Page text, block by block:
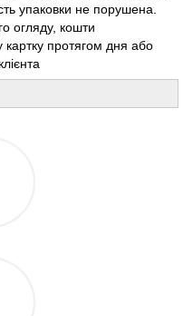
упаковки не порушена.
огляду, кошти
картку протягом дня або